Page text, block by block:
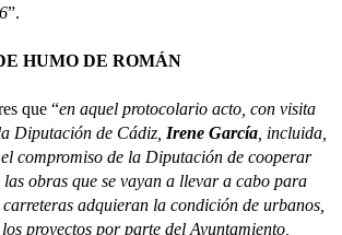
”.
HUMO DE ROMÁN
que “en aquel protocolario acto, con visita
Diputación de Cádiz, Irene García, incluida,
compromiso de la Diputación de cooperar
las obras que se vayan a llevar a cabo para
carreteras adquieran la condición de urbanos,
proyectos por parte del Ayuntamiento,